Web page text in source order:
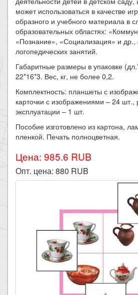
может использоваться в качестве
образного и учебного материала в
образовательных областях:
«Познание», «Социализация» и др.,
логопедических занятий.
Габаритные размеры в упаковке
22*16*3. Вес, кг, не более 0,2.
Комплектность: планшеты с
карточки с изображениями – 24 шт.,
эксплуатации – 1 шт.
Пособие изготовлено из картона,
пленкой. Печать полноцветная.
Цена: 985.6 RUB
Опт. цена: 880 RUB